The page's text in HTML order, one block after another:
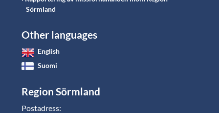
Sörmland
Other languages
English
Suomi
Region Sörmland
Postadress: